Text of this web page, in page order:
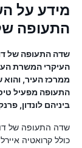
מידע על
התעופה
ממרכז העיר,
התעופה מפעיל
ביניהם לונדון,
שדה התעופה של
כולל קרואטיה